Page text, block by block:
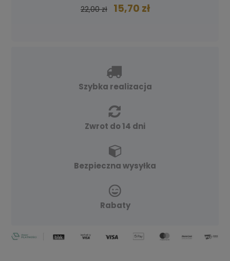
22,00 zł
15,70 zł
Szybka realizacja
Zwrot do 14 dni
Bezpieczna wysyłka
Rabaty